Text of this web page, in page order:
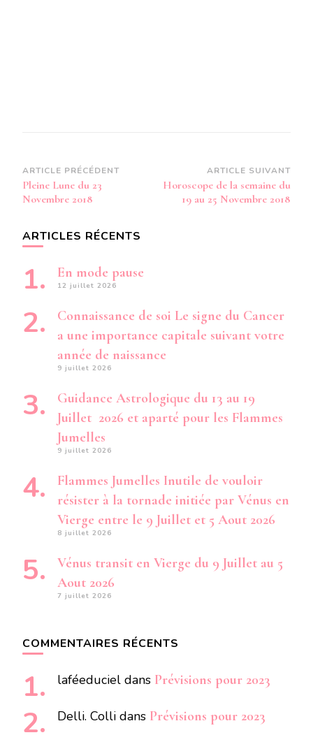
Navigation
d’article
ARTICLE PRÉCÉDENT
Pleine Lune du 23
Novembre 2018
ARTICLE SUIVANT
Horoscope de la semaine du
19 au 25 Novembre 2018
ARTICLES RÉCENTS
En mode pause
12 juillet 2026
Connaissance de soi Le signe du Cancer
a une importance capitale suivant votre
année de naissance
9 juillet 2026
Guidance Astrologique du 13 au 19
Juillet 2026 et aparté pour les Flammes
Jumelles
9 juillet 2026
Flammes Jumelles Inutile de vouloir
résister à la tornade initiée par Vénus en
Vierge entre le 9 Juillet et 5 Aout 2026
8 juillet 2026
Vénus transit en Vierge du 9 Juillet au 5
Aout 2026
7 juillet 2026
COMMENTAIRES RÉCENTS
laféeduciel dans Prévisions pour 2023
Delli. Colli dans Prévisions pour 2023